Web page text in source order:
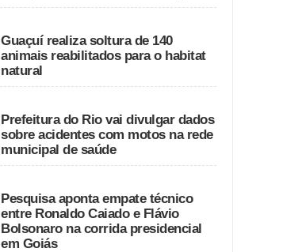
Guaçuí realiza soltura de 140
animais reabilitados para o habitat
natural
Prefeitura do Rio vai divulgar dados
sobre acidentes com motos na rede
municipal de saúde
Pesquisa aponta empate técnico
entre Ronaldo Caiado e Flávio
Bolsonaro na corrida presidencial
em Goiás